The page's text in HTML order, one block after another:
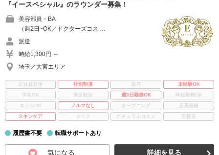
『イースペシャル』のラウンダー募集！
美容部員・BA
（週2日~OK／ドクターズコス …
派遣
時給1,300円 ～
埼玉／大宮エリア
正社員登用 社割制度 賞与
未経験OK
学生OK
男女歓迎 週3日勤務OK
時短勤務OK
ネイルOK
ノルマなし オープニング
店長候補
スキンケア
メイク ナチュラルコスメ 百貨店
履歴書不要 転職サポートあり
気になる 詳細を見る